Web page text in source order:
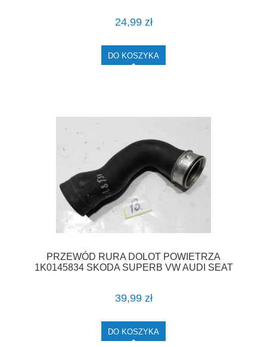
24,99 zł
DO KOSZYKA
PRZEWÓD RURA DOLOT POWIETRZA
1K0145834 SKODA SUPERB VW AUDI SEAT
39,99 zł
DO KOSZYKA